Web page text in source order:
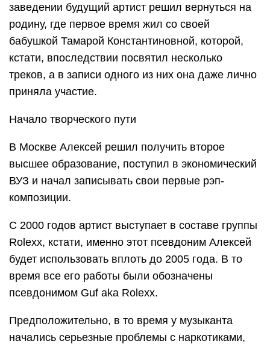
заведении будущий артист решил вернуться на
родину, где первое время жил со своей
бабушкой Тамарой Константиновной, которой,
кстати, впоследствии посвятил несколько
треков, а в записи одного из них она даже лично
приняла участие.
Начало творческого пути
В Москве Алексей решил получить второе
высшее образование, поступил в экономический
ВУЗ и начал записывать свои первые рэп-
композиции.
С 2000 годов артист выступает в составе группы
Rolexx, кстати, именно этот псевдоним Алексей
будет использовать вплоть до 2005 года. В то
время все его работы были обозначены
псевдонимом Guf aka Rolexx.
Предположительно, в то время у музыканта
начались серьезные проблемы с наркотиками,